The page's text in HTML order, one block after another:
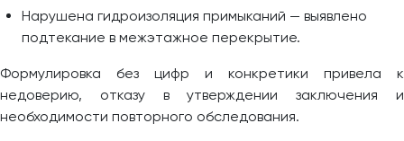
Нарушена гидроизоляция примыканий — выявлено
подтекание в межэтажное перекрытие.
Формулировка без цифр и конкретики привела к
недоверию, отказу в утверждении заключения и
необходимости повторного обследования.